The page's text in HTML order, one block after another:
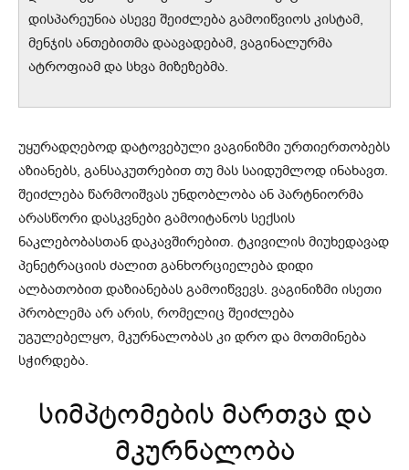
დისპარეუნია ასევე შეიძლება გამოიწვიოს კისტამ,
მენჯის ანთებითმა დაავადებამ, ვაგინალურმა
ატროფიამ და სხვა მიზეზებმა.
უყურადღებოდ დატოვებული ვაგინიზმი ურთიერთობებს
აზიანებს, განსაკუთრებით თუ მას საიდუმლოდ ინახავთ.
შეიძლება წარმოიშვას უნდობლობა ან პარტნიორმა
არასწორი დასკვნები გამოიტანოს სექსის
ნაკლებობასთან დაკავშირებით. ტკივილის მიუხედავად
პენეტრაციის ძალით განხორციელება დიდი
ალბათობით დაზიანებას გამოიწვევს. ვაგინიზმი ისეთი
პრობლემა არ არის, რომელიც შეიძლება
უგულებელყო, მკურნალობას კი დრო და მოთმინება
სჭირდება.
სიმპტომების მართვა და
მკურნალობა